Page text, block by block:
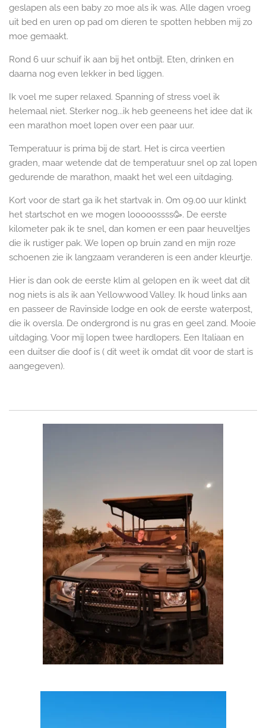
geslapen als een baby zo moe als ik was. Alle dagen vroeg
uit bed en uren op pad om dieren te spotten hebben mij zo
moe gemaakt.
Rond 6 uur schuif ik aan bij het ontbijt. Eten, drinken en
daarna nog even lekker in bed liggen.
Ik voel me super relaxed. Spanning of stress voel ik
helemaal niet. Sterker nog...ik heb geeneens het idee dat ik
een marathon moet lopen over een paar uur.
Temperatuur is prima bij de start. Het is circa veertien
graden, maar wetende dat de temperatuur snel op zal lopen
gedurende de marathon, maakt het wel een uitdaging.
Kort voor de start ga ik het startvak in. Om 09.00 uur klinkt
het startschot en we mogen looooossss🥳. De eerste
kilometer pak ik te snel, dan komen er een paar heuveltjes
die ik rustiger pak. We lopen op bruin zand en mijn roze
schoenen zie ik langzaam veranderen is een ander kleurtje.
Hier is dan ook de eerste klim al gelopen en ik weet dat dit
nog niets is als ik aan Yellowwood Valley. Ik houd links aan
en passeer de Ravinside lodge en ook de eerste waterpost,
die ik oversla. De ondergrond is nu gras en geel zand. Mooie
uitdaging. Voor mij lopen twee hardlopers. Een Italiaan en
een duitser die doof is ( dit weet ik omdat dit voor de start is
aangegeven).